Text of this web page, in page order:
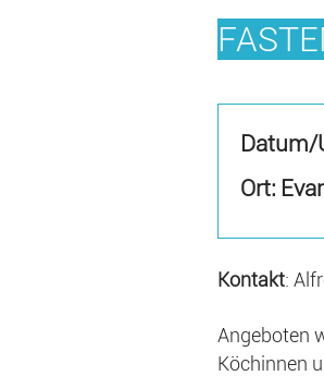
Datum/
Ort:
Kontakt:
Angeboten
Köchinnen